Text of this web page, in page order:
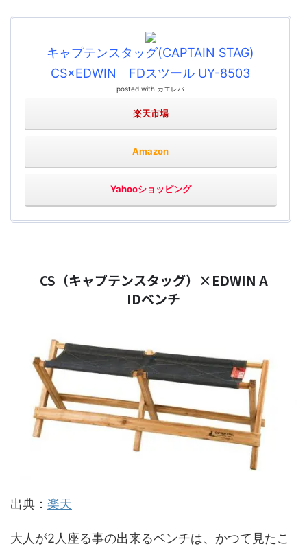
キャプテンスタッグ(CAPTAIN STAG)
CS×EDWIN FDスツール UY-8503
posted with カエレバ
楽天市場
Amazon
Yahooショッピング
CS（キャプテンスタッグ）×EDWIN A
IDベンチ
出典： 楽天
大人が2人座る事の出来るベンチは、かつて見たこ